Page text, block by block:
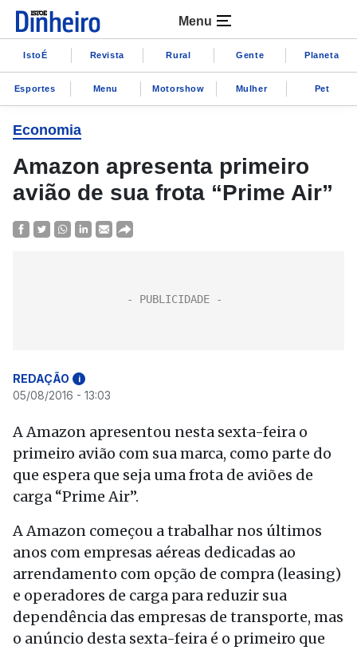
Menu
IstoÉ Revista Rural Gente Planeta
Esportes Menu Motorshow Mulher Pet
Economia
Amazon apresenta primeiro
avião de sua frota “Prime Air”
REDAÇÃO i
05/08/2016 - 13:03
A Amazon apresentou nesta sexta-feira o
primeiro avião com sua marca, como parte do
que espera que seja uma frota de aviões de
carga “Prime Air”.
A Amazon começou a trabalhar nos últimos
anos com empresas aéreas dedicadas ao
arrendamento com opção de compra (leasing)
e operadores de carga para reduzir sua
dependência das empresas de transporte, mas
o anúncio desta sexta-feira é o primeiro que